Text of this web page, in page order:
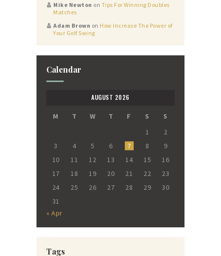
Mike Newton on Tips For Winning Doubles
Matches
Adam Brown on How Increase The Power of
Your Golf Swing
Calendar
AUGUST 2026
M T W T F S
S
1
2
3
4 5 6 7 8
9
10
11 12 13 14 15
16
17
18 19 20 21 22
23
24
25 26 27 28 29
30
31
« Apr
Tags